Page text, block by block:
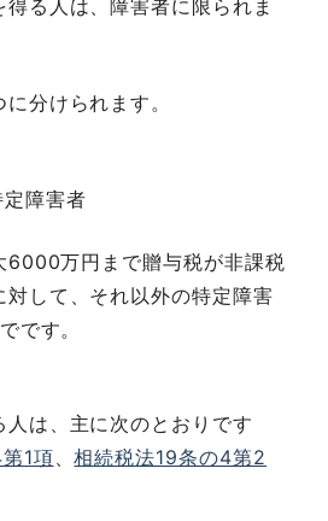
る人は、障害者に限られま
分けられます。
障害者
6000万円まで贈与税が非課税
対して、それ以外の特定障害
です。
は、主に次のとおりです
1項 、相続税法19条の4第2